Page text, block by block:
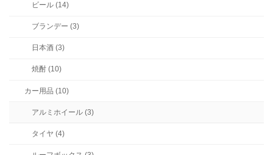
ビール (14)
ブランデー (3)
日本酒 (3)
焼酎 (10)
カー用品 (10)
アルミホイール (3)
タイヤ (4)